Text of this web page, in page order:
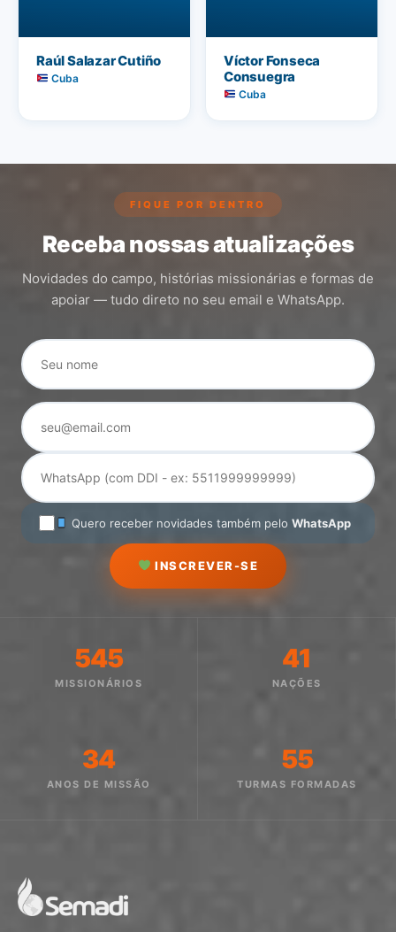
Raúl Salazar Cutiño
Cuba
Víctor Fonseca
Consuegra
Cuba
FIQUE POR DENTRO
Receba nossas atualizações
Novidades do campo, histórias missionárias e formas de
apoiar — tudo direto no seu email e WhatsApp.
Quero receber novidades também pelo WhatsApp
INSCREVER-SE
545
MISSIONÁRIOS
41
NAÇÕES
34
ANOS DE MISSÃO
55
TURMAS FORMADAS